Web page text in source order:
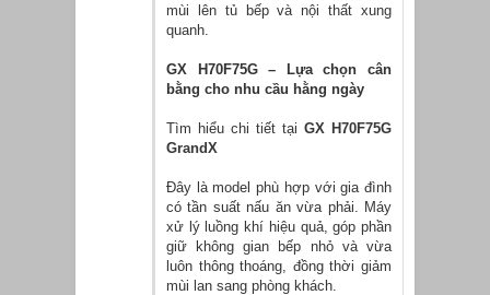
mùi lên tủ bếp và nội thất xung
quanh.
GX H70F75G – Lựa chọn cân
bằng cho nhu cầu hằng ngày
Tìm hiểu chi tiết tại GX H70F75G
GrandX
Đây là model phù hợp với gia đình
có tần suất nấu ăn vừa phải. Máy
xử lý luồng khí hiệu quả, góp phần
giữ không gian bếp nhỏ và vừa
luôn thông thoáng, đồng thời giảm
mùi lan sang phòng khách.